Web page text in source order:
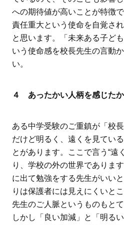
への期待値が高いことが特徴
責任重大という使命を自覚さ
と思います。「未来ある子ど
いう使命感を校長先生の言動
い。
４ あったかい人柄を感じた
ある中学受験のご重鎮が「校
だけど明るく、遠くを見てい
とがあります。ここで言う“遠
り、学校の外の世界でありま
に出て勉強をする先生がいい
りは保護者には見えにくいと
先生のご人脈というものもと
しかし「良い加減」と「明る